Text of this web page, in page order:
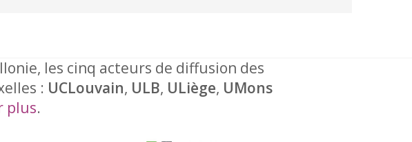
les cinq acteurs de diffusion des
: UCLouvain, ULB, ULiège, UMons
plus.